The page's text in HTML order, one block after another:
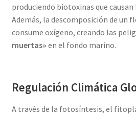
produciendo biotoxinas que causan
Además, la descomposición de un
consume oxígeno, creando las
muertas» en el fondo marino.
Regulación Climática
A través de la fotosíntesis, el